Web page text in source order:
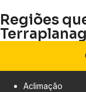
Regiões
Aclimação